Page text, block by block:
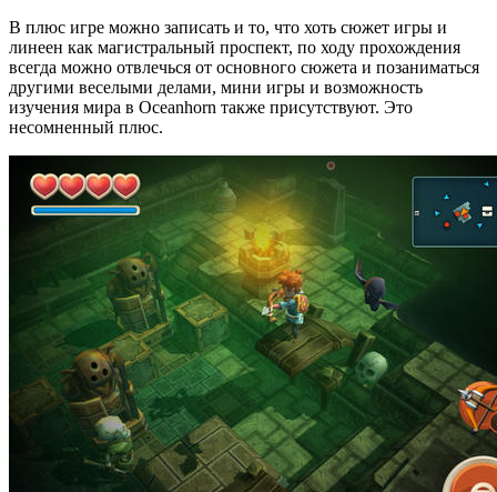
В плюс игре можно записать и то, что хоть сюжет игры и
линеен как магистральный проспект, по ходу прохождения
всегда можно отвлечься от основного сюжета и позаниматься
другими веселыми делами, мини игры и возможность
изучения мира в Oceanhorn также присутствуют. Это
несомненный плюс.